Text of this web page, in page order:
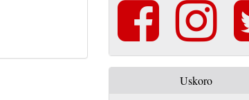
Uskoro